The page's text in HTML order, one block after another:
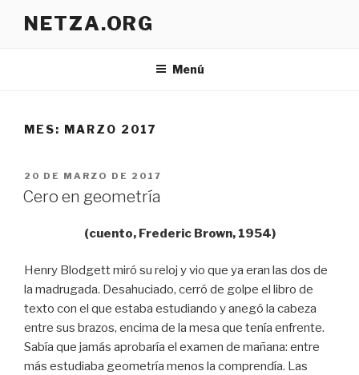
NETZA.ORG
Menú
MES: MARZO 2017
PUBLICADO
EN
20 DE MARZO DE 2017
Cero en geometría
(cuento, Frederic Brown, 1954)
Henry Blodgett miró su reloj y vio que ya eran las dos de
la madrugada. Desahuciado, cerró de golpe el libro de
texto con el que estaba estudiando y anegó la cabeza
entre sus brazos, encima de la mesa que tenía enfrente.
Sabía que jamás aprobaría el examen de mañana: entre
más estudiaba geometría menos la comprendía. Las